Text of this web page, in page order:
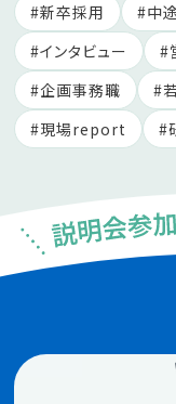
新卒採用 中
インタビュー
企画事務職
現場report